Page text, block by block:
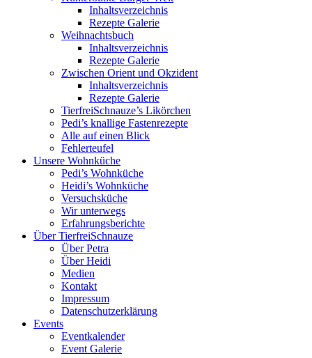
Inhaltsverzeichnis
Rezepte Galerie
Weihnachtsbuch
Inhaltsverzeichnis
Rezepte Galerie
Zwischen Orient und Okzident
Inhaltsverzeichnis
Rezepte Galerie
TierfreiSchnauze’s Likörchen
Pedi’s knallige Fastenrezepte
Alle auf einen Blick
Fehlerteufel
Unsere Wohnküche
Pedi’s Wohnküche
Heidi’s Wohnküche
Versuchsküche
Wir unterwegs
Erfahrungsberichte
Über TierfreiSchnauze
Über Petra
Über Heidi
Medien
Kontakt
Impressum
Datenschutzerklärung
Events
Eventkalender
Event Galerie